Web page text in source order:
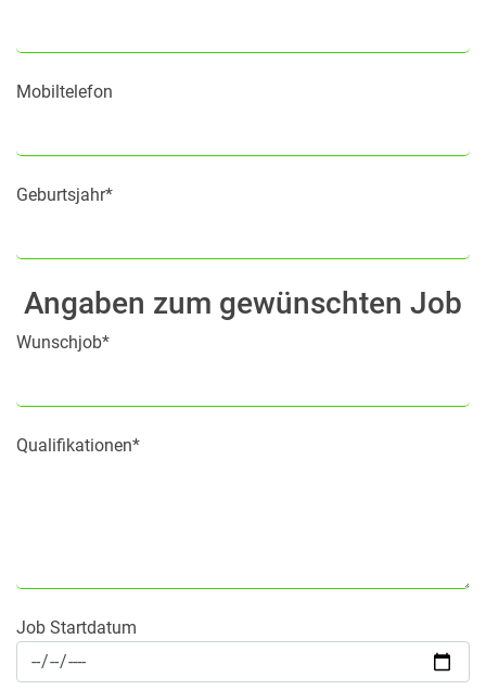
Mobiltelefon
Geburtsjahr*
Angaben zum gewünschten Job
Wunschjob*
Qualifikationen*
Job Startdatum